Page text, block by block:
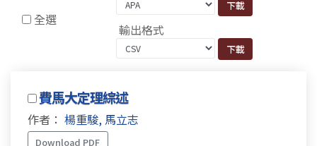
全選
輸出格式
費馬大定理綜述
作者： 楊重駿, 馬立志
Download PDF